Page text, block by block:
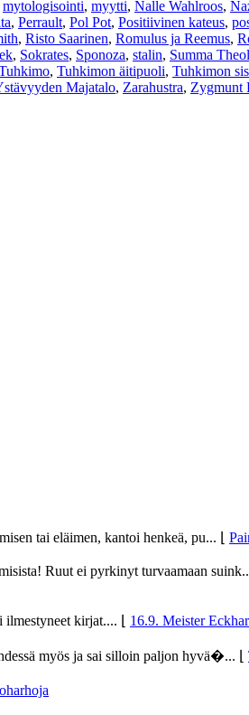
mytologisointi, myytti, Nalle Wahlroos,
, Perrault, Pol Pot, Positiivinen kateus,
, Risto Saarinen, Romulus ja Reemus,
, Sokrates, Sponoza, stalin, Summa
, Tuhkimon äitipuoli, Tuhkimon
Majatalo, Zarahustra, Zygmunt
tai eläimen, kantoi henkeä, pu...
Ruut ei pyrkinyt turvaamaan
kirjat....
16.9. Meister
myös ja sai silloin paljon hyvä�...